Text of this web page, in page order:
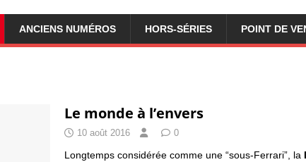
ANCIENS NUMÉROS HORS-SÉRIES POINT DE
Le monde à l’envers
10 août 2016 0
Longtemps considérée comme une “sous-Ferrari”, la